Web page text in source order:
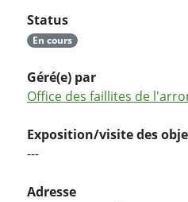
Status
En cours
Géré(e) par
Office des faillites de
Exposition/visite des
---
Adresse